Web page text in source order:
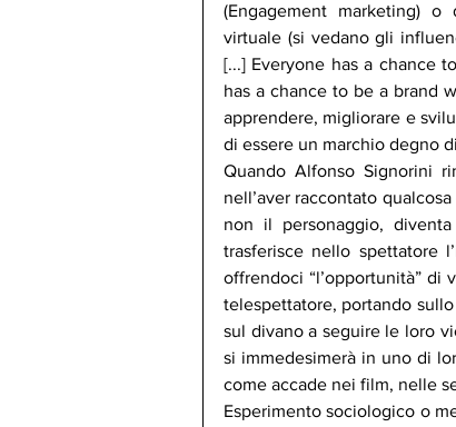
(Engagement marketing)
virtuale (si vedano gli
[...] Everyone has a chance
has a chance to be a brand
apprendere, migliorare e
di essere un marchio degno
Quando Alfonso Signorini
nell’aver raccontato
non il personaggio,
trasferisce nello spettatore
offrendoci “l’opportunità”
telespettatore, portando
sul divano a seguire le loro
si immedesimerà in uno di
come accade nei film, nelle
Esperimento sociologico o